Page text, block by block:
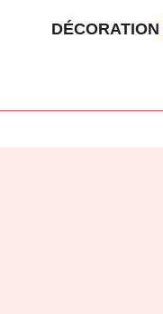
DÉCORATION